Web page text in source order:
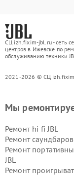
СЦ izh.fixim-jbl.ru - сеть
центров в Ижевске по
обслуживанию техники
2021-2026 © СЦ
Мы
Ремонт hi fi JBL
Ремонт
Ремонт
JBL
Ремонт